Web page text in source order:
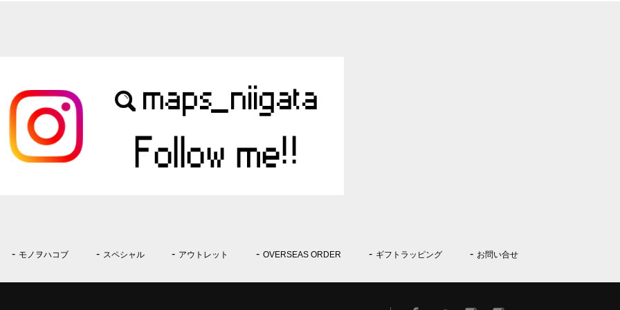
モノヲハコブ スペシャル アウトレット OVERSEAS ORDER ギフトラッピング お問い合せ